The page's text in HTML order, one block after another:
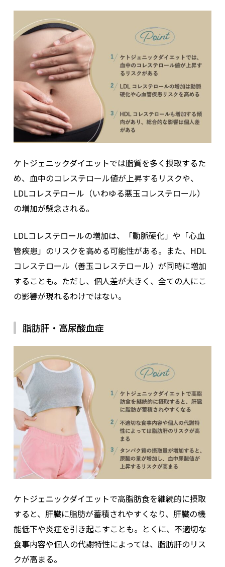
ケトジェニックダイエットでは脂質を多く摂取するた
め、血中のコレステロール値が上昇するリスクや、
LDLコレステロール（いわゆる悪玉コレステロール）
の増加が懸念される。
LDLコレステロールの増加は、「動脈硬化」や「心血
管疾患」のリスクを高める可能性がある。また、HDL
コレステロール（善玉コレステロール）が同時に増加
することも。ただし、個人差が大きく、全ての人にこ
の影響が現れるわけではない。
脂肪肝・高尿酸血症
ケトジェニックダイエットで高脂肪食を継続的に摂取
すると、肝臓に脂肪が蓄積されやすくなり、肝臓の機
能低下や炎症を引き起こすことも。とくに、不適切な
食事内容や個人の代謝特性によっては、脂肪肝のリス
クが高まる。